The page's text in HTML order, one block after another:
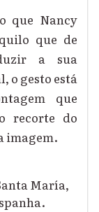
que Nancy
que de
a sua
o gesto está
que
recorte do
imagem.
María,